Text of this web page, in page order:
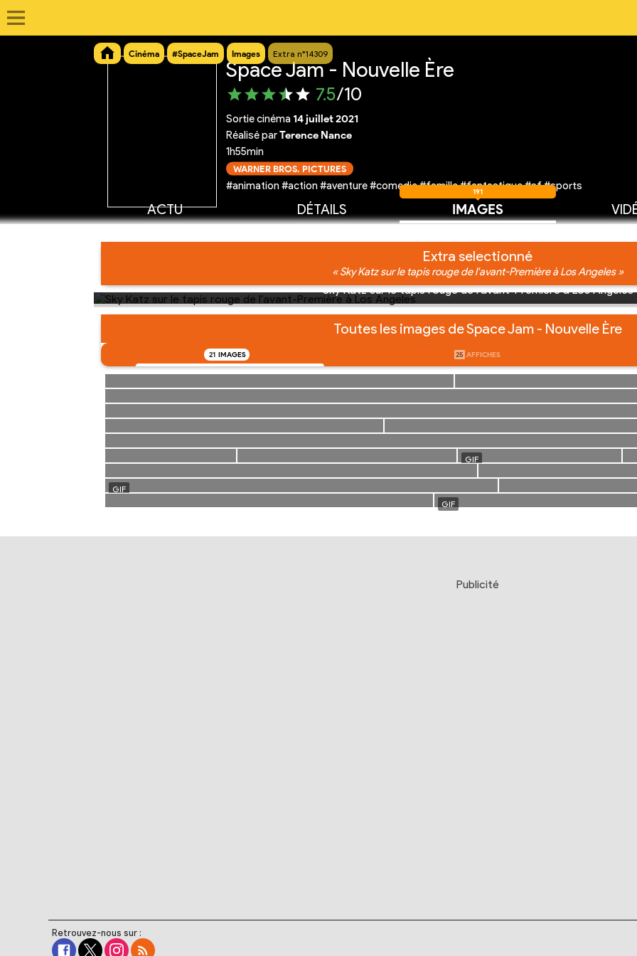
Cinéma #SpaceJam Images Extra n°14309
Space Jam - Nouvelle Ère
7.5/10
Sortie cinéma14 juillet 2021
Réalisé parTerence Nance
1h55min
WARNER BROS. PICTURES
#animation #action #aventure #comedie #famille #fantastique #sf #sports
ACTU DÉTAILS IMAGES
191
Extra selectionné
« Sky Katz sur le tapis rouge de l'avant-Première à Los Angeles »
Sky Katz sur le tapis rouge de l'avant-Première à Los Angeles
Toutes les images de Space Jam - Nouvelle Ère
21 IMAGES 25 AFFICHES
Publicité
Retrouvez-nous sur :